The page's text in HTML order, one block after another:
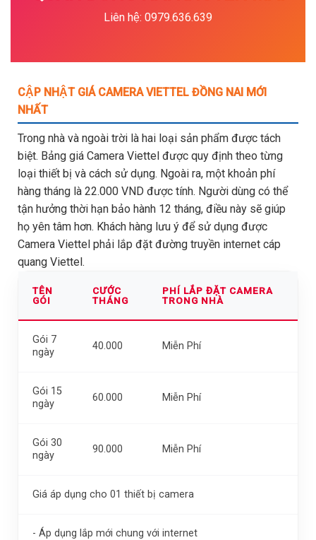
Liên hệ: 0979.636.639
CẬP NHẬT GIÁ CAMERA VIETTEL ĐỒNG NAI MỚI
NHẤT
Trong nhà và ngoài trời là hai loại sản phẩm được tách
biệt. Bảng giá Camera Viettel được quy định theo từng
loại thiết bị và cách sử dụng. Ngoài ra, một khoản phí
hàng tháng là 22.000 VND được tính. Người dùng có thể
tận hưởng thời hạn bảo hành 12 tháng, điều này sẽ giúp
họ yên tâm hơn. Khách hàng lưu ý để sử dụng được
Camera Viettel phải lắp đặt đường truyền internet cáp
quang Viettel.
TÊN
GÓI
CƯỚC
THÁNG
PHÍ LẮP ĐẶT CAMERA
TRONG NHÀ
Gói 7
ngày
40.000 Miễn Phí
Gói 15
ngày
60.000 Miễn Phí
Gói 30
ngày
90.000 Miễn Phí
Giá áp dụng cho 01 thiết bị camera
- Áp dụng lắp mới chung với internet